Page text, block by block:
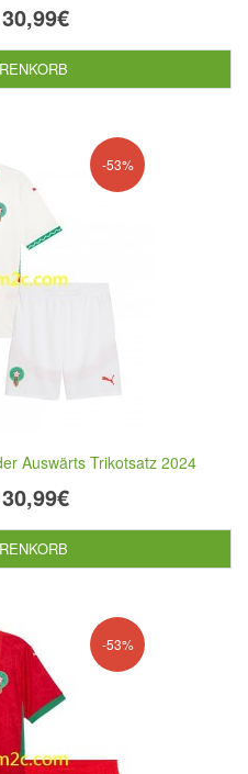
30,99€
-53%
Auswärts Trikotsatz 2024
30,99€
-53%